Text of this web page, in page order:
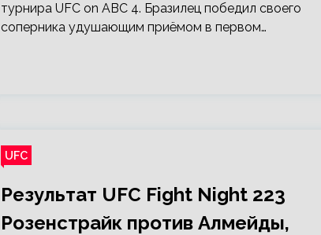
турнира UFC on ABC 4. Бразилец победил своего
соперника удушающим приёмом в первом…
UFC
Результат UFC Fight Night 223
Розенстрайк против Алмейды,